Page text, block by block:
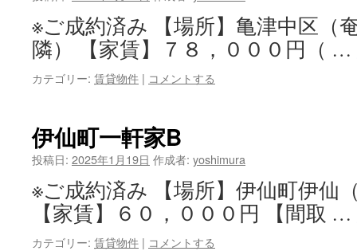
※ご成約済み 【場所】亀津中区（
隣） 【家賃】７８，０００円（ …
カテゴリー: 賃貸物件 | コメントする
伊仙町一軒家B
投稿日: 2025年1月19日 作成者: yoshimura
※ご成約済み 【場所】伊仙町伊仙
【家賃】６０，０００円 【間取 …
カテゴリー: 賃貸物件 | コメントする